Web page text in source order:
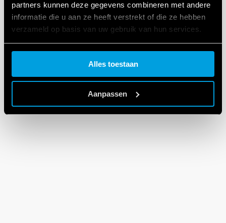
partners kunnen deze gegevens combineren met andere
informatie die u aan ze heeft verstrekt of die ze hebben
verzameld op basis van uw gebruik van hun services.
Cookie policy.
Alles toestaan
Aanpassen
94 Series